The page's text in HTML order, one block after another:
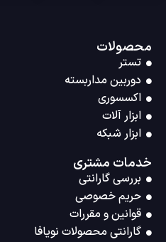
محصولات
تستر
دوربین مداربسته
اکسسوری
ابزار آلات
ابزار شبکه
خدمات مشتری
بررسی گارانتی
حریم خصوصی
قوانین و مقررات
گارانتی محصولات نویافا